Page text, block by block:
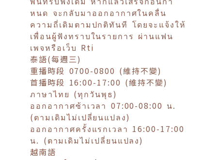
หนด จะกลับมาออกอากาศในคลื่น
ความถี่เดิมตามปกติทันที โดยจะแจ้งให้
เพื่อนผู้ฟังทราบในรายการ ผ่านแฟน
เพจหรือเว็บ Rti
泰語(每週三)
重播時段 0700-0800 (維持不變)
首播時段 16:00-17:00 (維持不變)
ภาษาไทย (ทุกวันพุธ)
ออกอากาศซ้าเวลา 07:00-08:00 น.
(ตามเดิมไม่เปลี่ยนแปลง)
ออกอากาศครั้งแรกเวลา 16:00-17:00
น. (ตามเดิมไม่เปลี่ยนแปลง)
越南語